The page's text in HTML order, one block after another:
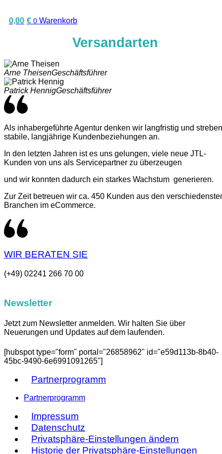
0,00 € 0 Warenkorb
Versandarten
Arne TheisenGeschäftsführer
Patrick HennigGeschäftsführer
Als inhabergeführte Agentur denken wir langfristig und streben
stabile, langjährige Kundenbeziehungen an.
In den letzten Jahren ist es uns gelungen, viele neue JTL-
Kunden von uns als Servicepartner zu überzeugen
und wir konnten dadurch ein starkes Wachstum generieren.
Zur Zeit betreuen wir ca. 450 Kunden aus den
Branchen im eCommerce.
WIR BERATEN SIE
(+49) 02241 266 70 00
Newsletter
Jetzt zum Newsletter anmelden. Wir halten Sie über
Neuerungen und Updates auf dem laufenden.
[hubspot type="form" portal="26858962" id="e59d113b-8b40-
45bc-9490-6e6991091265"]
Partnerprogramm
Partnerprogramm
Impressum
Datenschutz
Privatsphäre-Einstellungen ändern
Historie der Privatsphäre-Einstellungen